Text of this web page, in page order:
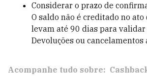
Considerar o prazo de
O saldo não é creditado no ato
levam até 90 dias para validar
Devoluções ou
Acompanhe tudo sobre: